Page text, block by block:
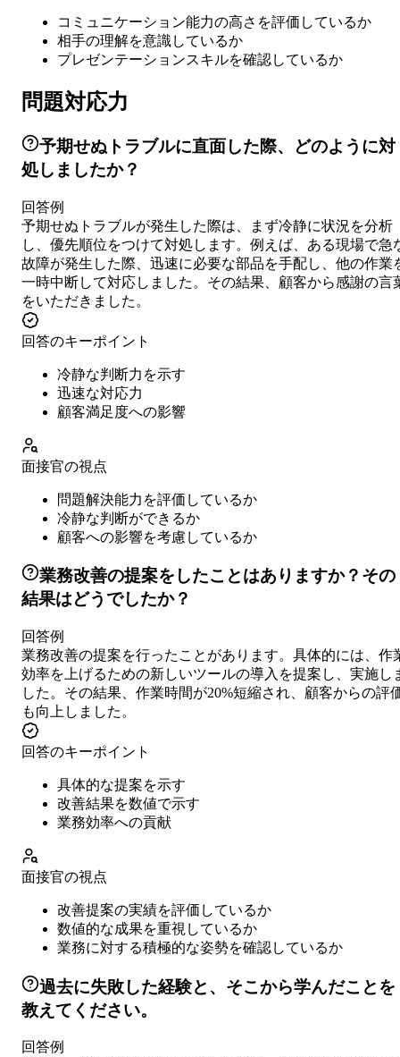
コミュニケーション能力の高さを評価しているか
相手の理解を意識しているか
プレゼンテーションスキルを確認しているか
問題対応力
予期せぬトラブルに直面した際、どのように対
処しましたか？
回答例
予期せぬトラブルが発生した際は、まず冷静に状況を分析
し、優先順位をつけて対処します。例えば、ある現場で急
故障が発生した際、迅速に必要な部品を手配し、他の作業
一時中断して対応しました。その結果、顧客から感謝の言
をいただきました。
回答のキーポイント
冷静な判断力を示す
迅速な対応力
顧客満足度への影響
面接官の視点
問題解決能力を評価しているか
冷静な判断ができるか
顧客への影響を考慮しているか
業務改善の提案をしたことはありますか？その
結果はどうでしたか？
回答例
業務改善の提案を行ったことがあります。具体的には、作
効率を上げるための新しいツールの導入を提案し、実施し
した。その結果、作業時間が20%短縮され、顧客からの評
も向上しました。
回答のキーポイント
具体的な提案を示す
改善結果を数値で示す
業務効率への貢献
面接官の視点
改善提案の実績を評価しているか
数値的な成果を重視しているか
業務に対する積極的な姿勢を確認しているか
過去に失敗した経験と、そこから学んだことを
教えてください。
回答例